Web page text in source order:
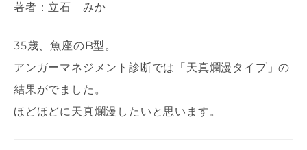
著者：立石 みか
35歳、魚座のB型。
アンガーマネジメント診断では「天真爛漫タイプ」の
結果がでました。
ほどほどに天真爛漫したいと思います。